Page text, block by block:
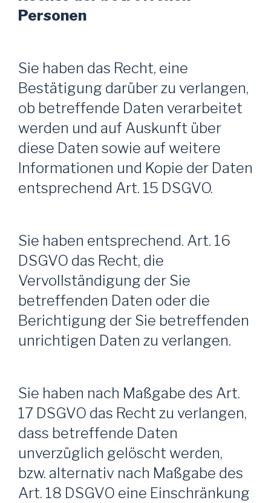
Personen
Sie haben das Recht, eine
Bestätigung darüber zu verlangen,
ob betreffende Daten verarbeitet
werden und auf Auskunft über
diese Daten sowie auf weitere
Informationen und Kopie der Daten
entsprechend Art. 15 DSGVO.
Sie haben entsprechend. Art. 16
DSGVO das Recht, die
Vervollständigung der Sie
betreffenden Daten oder die
Berichtigung der Sie betreffenden
unrichtigen Daten zu verlangen.
Sie haben nach Maßgabe des Art.
17 DSGVO das Recht zu verlangen,
dass betreffende Daten
unverzüglich gelöscht werden,
bzw. alternativ nach Maßgabe des
Art. 18 DSGVO eine Einschränkung